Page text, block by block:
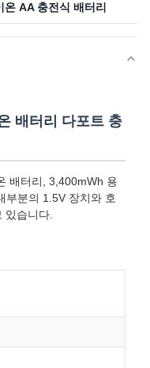
온 AA 충전식 배터리
배터리 다포트 충
배터리, 3,400mWh 용
부분의 1.5V 장치와 호
있습니다.